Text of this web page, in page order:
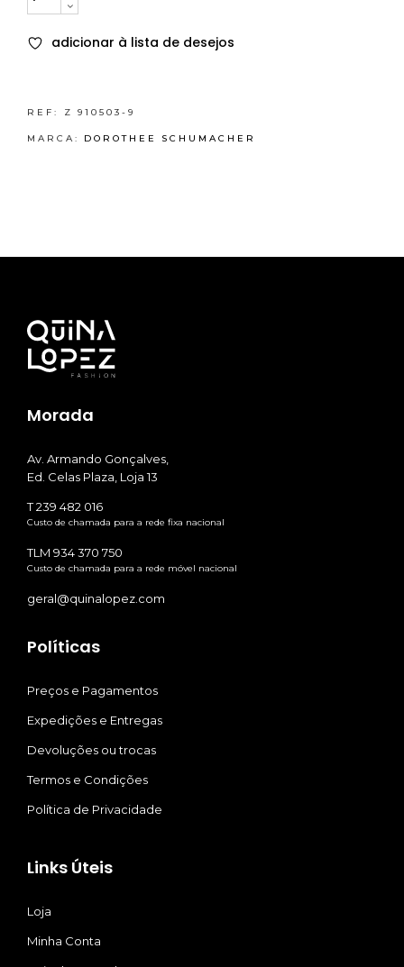
adicionar à lista de desejos
REF: Z 910503-9
MARCA: DOROTHEE SCHUMACHER
Morada
Av. Armando Gonçalves,
Ed. Celas Plaza, Loja 13
T 239 482 016
Custo de chamada para a rede fixa nacional
TLM 934 370 750
Custo de chamada para a rede móvel nacional
geral@quinalopez.com
Políticas
Preços e Pagamentos
Expedições e Entregas
Devoluções ou trocas
Termos e Condições
Política de Privacidade
Links Úteis
Loja
Minha Conta